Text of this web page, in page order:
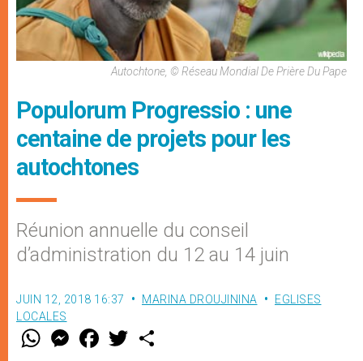
Autochtone, © Réseau Mondial De Prière Du Pape
Populorum Progressio : une
centaine de projets pour les
autochtones
Réunion annuelle du conseil
d’administration du 12 au 14 juin
JUIN 12, 2018 16:37 MARINA DROUJININA
EGLISES
LOCALES
W M
e
F
a w